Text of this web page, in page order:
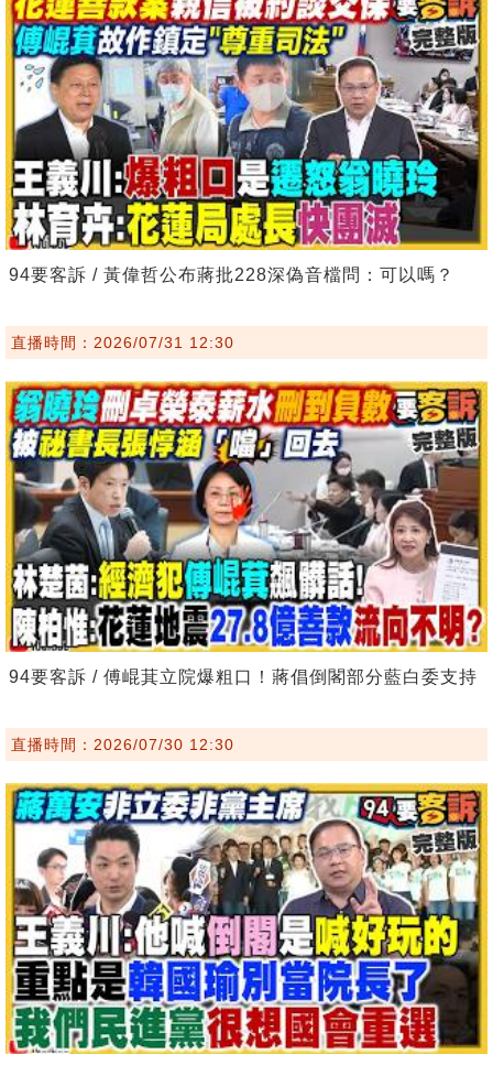
94要客訴 / 黃偉哲公布蔣批228深偽音檔問：可以嗎？
直播時間：2026/07/31 12:30
94要客訴 / 傅崐萁立院爆粗口！蔣倡倒閣部分藍白委支持
直播時間：2026/07/30 12:30